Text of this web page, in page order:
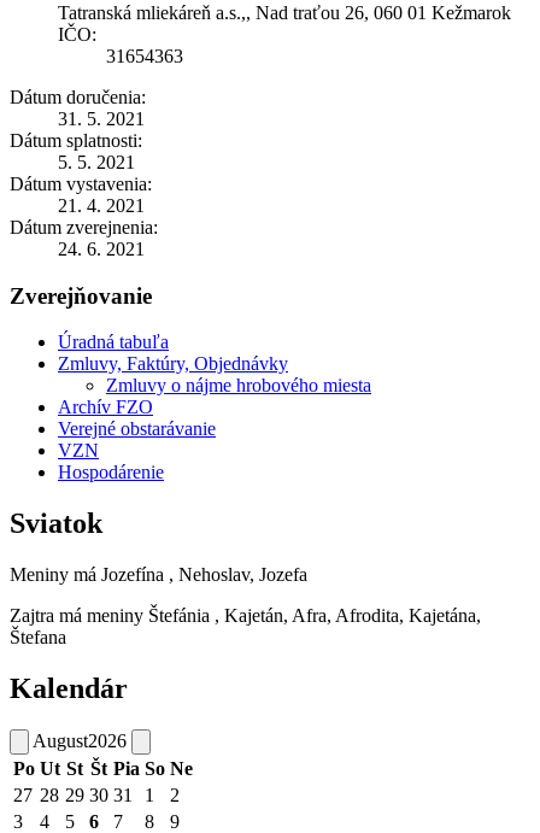
Tatranská mliekáreň a.s.,, Nad traťou 26, 060 01 Kežmarok
IČO:
31654363
Dátum doručenia:
31. 5. 2021
Dátum splatnosti:
5. 5. 2021
Dátum vystavenia:
21. 4. 2021
Dátum zverejnenia:
24. 6. 2021
Zverejňovanie
Úradná tabuľa
Zmluvy, Faktúry, Objednávky
Zmluvy o nájme hrobového miesta
Archív FZO
Verejné obstarávanie
VZN
Hospodárenie
Sviatok
Meniny má Jozefína , Nehoslav, Jozefa
Zajtra má meniny Štefánia , Kajetán, Afra, Afrodita, Kajetána,
Štefana
Kalendár
August2026
Po Ut St Št Pia So Ne
27 28 29 30 31 1
2
3
4 5 6 7 8
9